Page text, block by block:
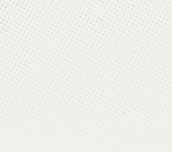
Oranžová
Ružová
Červená
Bielá
Viacfarebný